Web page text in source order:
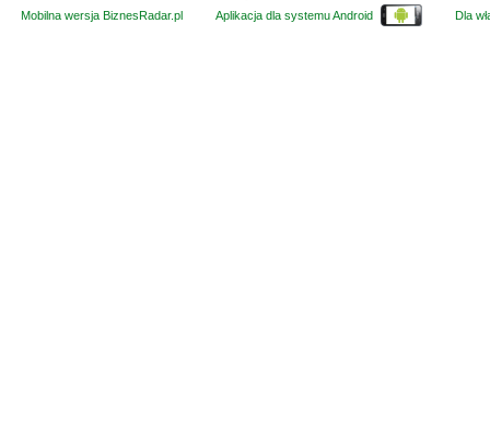
Mobilna wersja BiznesRadar.pl
Aplikacja dla systemu Android Dla